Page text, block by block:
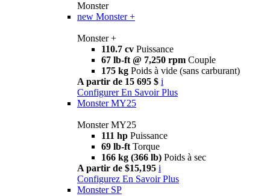
Monster
new Monster +
Monster +
110.7 cv Puissance
67 lb-ft @ 7,250 rpm Couple
175 kg Poids à vide (sans carburant)
A partir de 15 695 $ i
Configurer En Savoir Plus
Monster MY25
Monster MY25
111 hp Puissance
69 lb-ft Torque
166 kg (366 lb) Poids à sec
A partir de $15,195 i
Configurez En Savoir Plus
Monster SP